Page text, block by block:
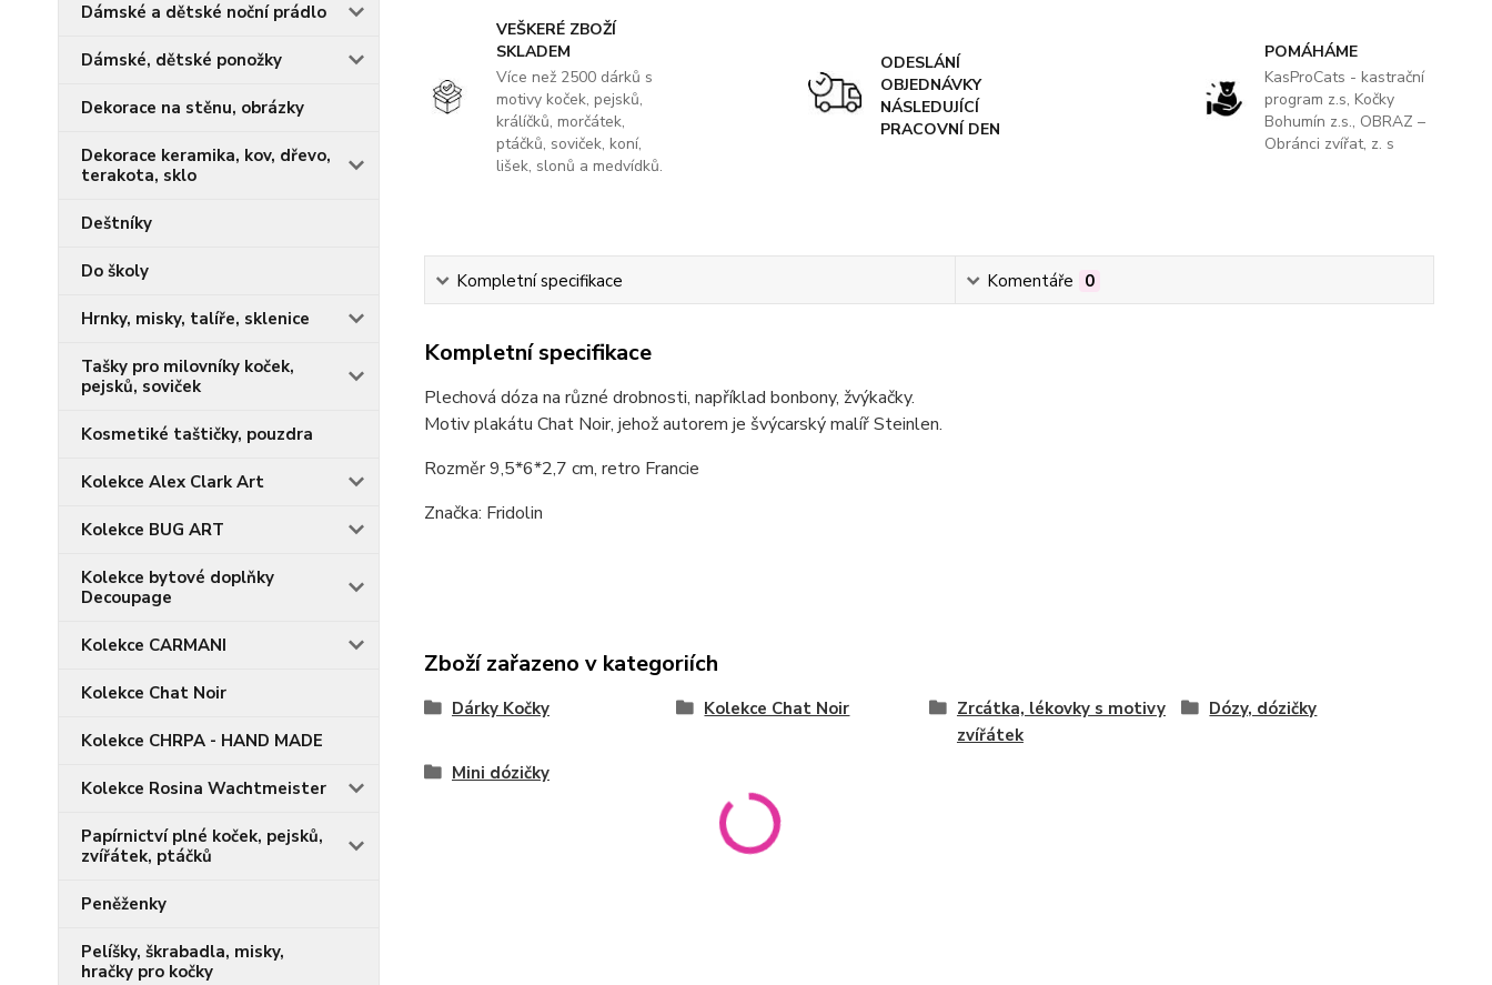
Dámské a dětské noční prádlo
Dámské, dětské ponožky
Dekorace na stěnu, obrázky
Dekorace keramika, kov, dřevo,
terakota, sklo
Deštníky
Do školy
Hrnky, misky, talíře, sklenice
Tašky pro milovníky koček,
pejsků, soviček
Kosmetiké taštičky, pouzdra
Kolekce Alex Clark Art
Kolekce BUG ART
Kolekce bytové doplňky
Decoupage
Kolekce CARMANI
Kolekce Chat Noir
Kolekce CHRPA - HAND MADE
Kolekce Rosina Wachtmeister
Papírnictví plné koček, pejsků,
zvířátek, ptáčků
Peněženky
Pelíšky, škrabadla, misky,
hračky pro kočky
VEŠKERÉ ZBOŽÍ
SKLADEM
Více než 2500 dárků s
motivy koček, pejsků,
králíčků, morčátek,
ptáčků, soviček, koní,
lišek, slonů a medvídků.
ODESLÁNÍ
OBJEDNÁVKY
NÁSLEDUJÍCÍ
PRACOVNÍ DEN
POMÁHÁME
KasProCats - kastrační
program z.s, Kočky
Bohumín z.s., OBRAZ –
Obránci zvířat, z. s
Kompletní specifikace Komentáře 0
Kompletní specifikace
Plechová dóza na různé drobnosti, například bonbony, žvýkačky.
Motiv plakátu Chat Noir, jehož autorem je švýcarský malíř Steinlen.
Rozměr 9,5*6*2,7 cm, retro Francie
Značka: Fridolin
Zboží zařazeno v kategoriích
Dárky Kočky Kolekce Chat Noir
Zrcátka, lékovky s motivy
zvířátek
Dózy, dózičky
Mini dózičky